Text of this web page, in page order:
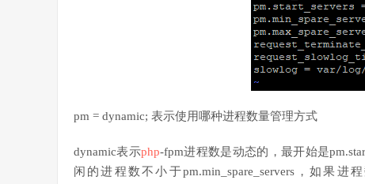
pm = dynamic; 表示使用哪种进程数量管理方式
dynamic表示php-fpm进程数是动态的，最开始是
闲的进程数不小于pm.min_spare_servers，如果